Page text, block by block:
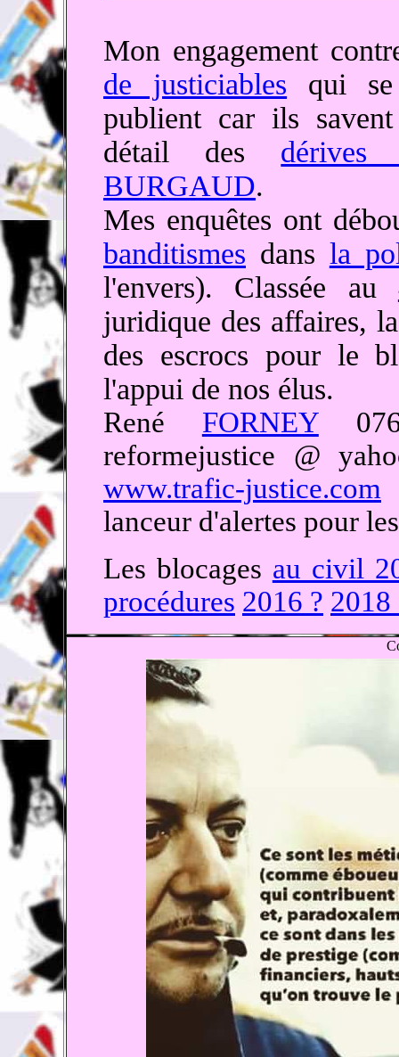
Mon engagement
de justiciables qui se
publient car ils
détail des dérives
BURGAUD.
Mes enquêtes ont
banditismes dans la
l'envers). Classée au
juridique des affaires,
des escrocs pour le
l'appui de nos élus.
René FORNEY
reformejustice @
www.trafic-justice.com
lanceur d'alertes pour
Les blocages au civil
procédures 2016 ? 2018